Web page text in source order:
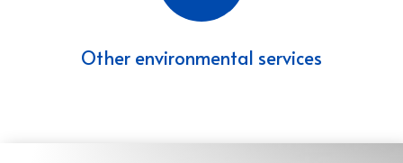
Other environmental services